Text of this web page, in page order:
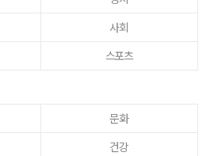
사회
스포츠
문화
건강